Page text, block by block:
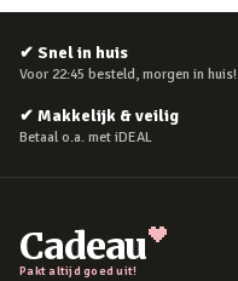
✔ Snel in huis
Voor 22:45 besteld, morgen in huis!
✔ Makkelijk & veilig
Betaal o.a. met iDEAL
Cadeau
Pakt altijd goed uit!